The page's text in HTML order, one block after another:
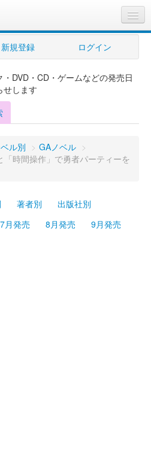
新規登録 ログイン
DVD・CD・ゲームなどの発売日
せします
ル別 > GAノベル >
時間操作」で勇者パーティーを
著者別
出版社別
7月発売 8月発売
9月発売